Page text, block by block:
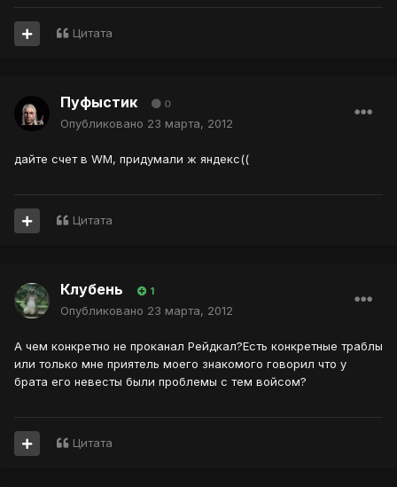
Цитата
Пуфыстик 0
Опубликовано 23 марта, 2012
дайте счет в WM, придумали ж яндекс((
Цитата
Клубень 1
Опубликовано 23 марта, 2012
А чем конкретно не проканал Рейдкал?Есть конкретные траблы
или только мне приятель моего знакомого говорил что у
брата его невесты были проблемы с тем войсом?
Цитата